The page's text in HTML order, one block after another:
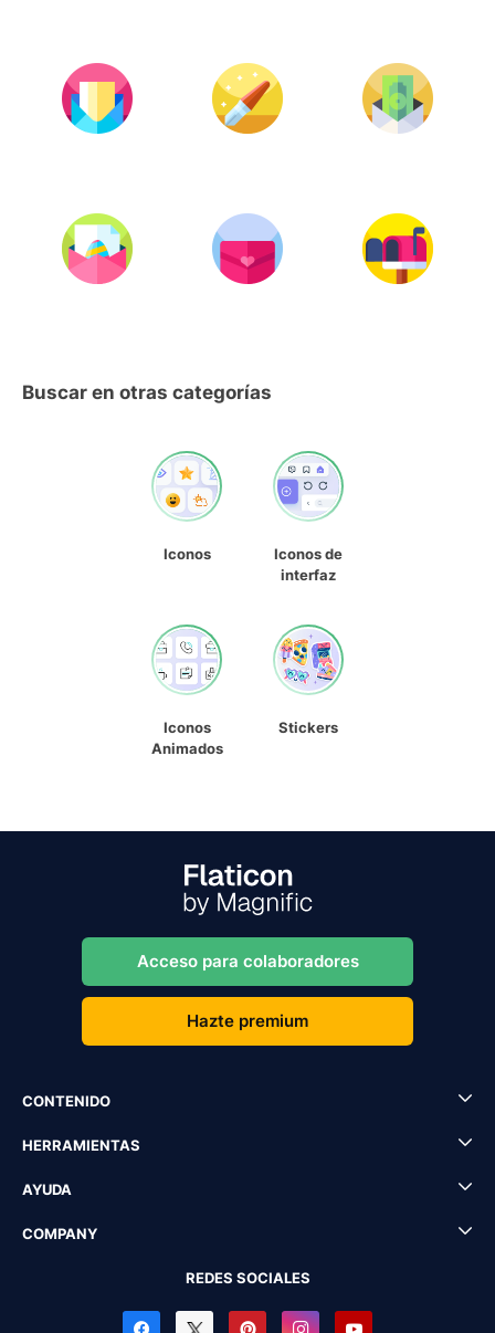
Buscar en otras categorías
Iconos
Iconos de
interfaz
Iconos
Animados
Stickers
Acceso para colaboradores
Hazte premium
CONTENIDO
HERRAMIENTAS
AYUDA
COMPANY
REDES SOCIALES